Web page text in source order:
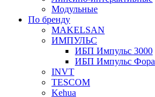
Модульные
По бренду
MAKELSAN
ИМПУЛЬС
ИБП Импульс 3000
ИБП Импульс Фора
INVT
TESCOM
Kehua